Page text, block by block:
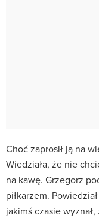
Choć zaprosił ją na
Wiedziała, że nie
na kawę. Grzegorz
piłkarzem.
jakimś czasie